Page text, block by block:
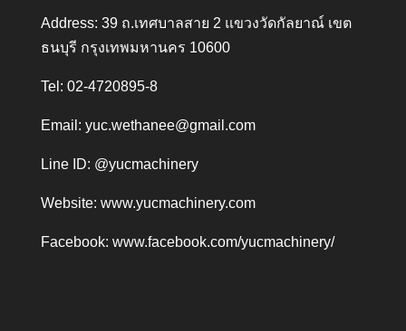
Address: 39 ถ.เทศบาลสาย 2 แขวงวัดกัลยาณ์ เขต
ธนบุรี กรุงเทพมหานคร 10600
Tel: 02-4720895-8
Email: yuc.wethanee@gmail.com
Line ID: @yucmachinery
Website: www.yucmachinery.com
Facebook: www.facebook.com/yucmachinery/